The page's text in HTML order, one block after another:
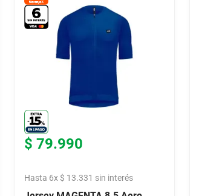
$ 79.990
Hasta 6x $ 13.331 sin interés